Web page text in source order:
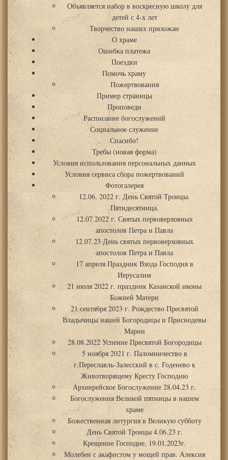
Объявляется набор в воскресную школу для
детей с 4-х лет
Творчество наших прихожан
О храме
Ошибка платежа
Поездки
Помочь храму
Пожертвования
Пример страницы
Проповеди
Расписание богослужений
Социальное служение
Спасибо!
Требы (новая форма)
Условия использования персональных данных
Условия сервиса сбора пожертвований
Фотогалерея
12.06. 2022 г. День Святой Троицы.
Пятидесятница.
12.07.2022 г. Святых первоверховных
апостолов Петра и Павла
12.07.23 День святых первоверховных
апостолов Петра и Павла
17 апреля Праздник Входа Господня в
Иерусалим
21 июля 2022 г. праздник Казанской иконы
Божией Матери
21 сентября 2023 г. Рождество Пресвятой
Владычицы нашей Богородицы и Приснодевы
Марии
28.08.2022 Успение Пресвятой Богородицы
5 ноября 2021 г. Паломничество в
г.Переславль-Залесский в с. Годенево к
Животворящему Кресту Господню
Архиерейское Богослужение 28.04.23 г.
Богослужения Великой пятницы в нашем
храме
Божественная литургия в Великую субботу
День Святой Троицы 4.06.23 г.
Крещение Господне, 19.01.2023г.
Молебен с акафистом у мощей прав. Алексия